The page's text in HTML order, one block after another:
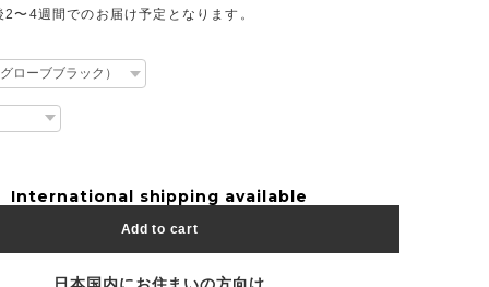
2〜4週間でのお届け予定となります。
International shipping available
Add to cart